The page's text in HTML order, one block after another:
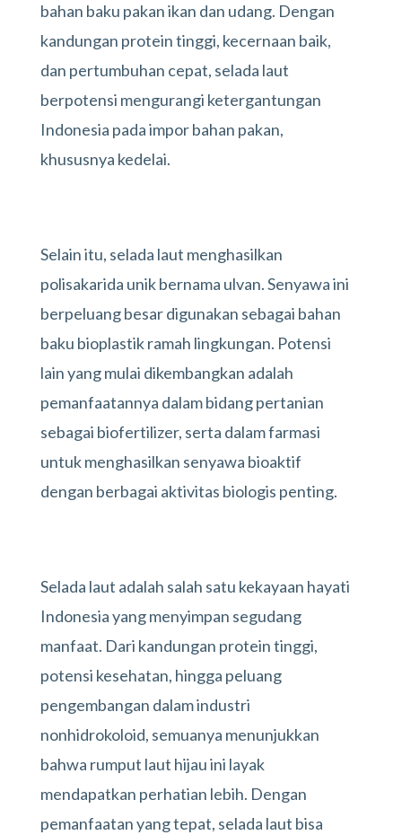
bahan baku pakan ikan dan udang. Dengan
kandungan protein tinggi, kecernaan baik,
dan pertumbuhan cepat, selada laut
berpotensi mengurangi ketergantungan
Indonesia pada impor bahan pakan,
khususnya kedelai.
Selain itu, selada laut menghasilkan
polisakarida unik bernama ulvan. Senyawa ini
berpeluang besar digunakan sebagai bahan
baku bioplastik ramah lingkungan. Potensi
lain yang mulai dikembangkan adalah
pemanfaatannya dalam bidang pertanian
sebagai biofertilizer, serta dalam farmasi
untuk menghasilkan senyawa bioaktif
dengan berbagai aktivitas biologis penting.
Selada laut adalah salah satu kekayaan hayati
Indonesia yang menyimpan segudang
manfaat. Dari kandungan protein tinggi,
potensi kesehatan, hingga peluang
pengembangan dalam industri
nonhidrokoloid, semuanya menunjukkan
bahwa rumput laut hijau ini layak
mendapatkan perhatian lebih. Dengan
pemanfaatan yang tepat, selada laut bisa